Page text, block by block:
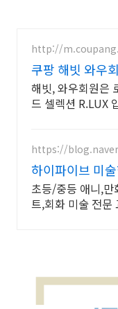
http://
쿠팡 해빗 와우
해빗, 와우회원은
드 셀렉션 R.LUX
https://
하이파이브 미
화.애니.디자인
초등/중등 애니,만
트,회화 미술 전문